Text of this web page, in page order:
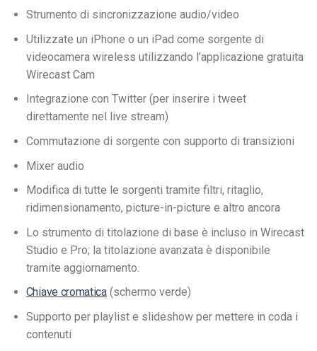
Strumento di sincronizzazione audio/video
Utilizzate un iPhone o un iPad come sorgente di
videocamera wireless utilizzando l’applicazione gratuita
Wirecast Cam
Integrazione con Twitter (per inserire i tweet
direttamente nel live stream)
Commutazione di sorgente con supporto di transizioni
Mixer audio
Modifica di tutte le sorgenti tramite filtri, ritaglio,
ridimensionamento, picture-in-picture e altro ancora
Lo strumento di titolazione di base è incluso in Wirecast
Studio e Pro; la titolazione avanzata è disponibile
tramite aggiornamento.
Chiave cromatica(schermo verde)
Supporto per playlist e slideshow per mettere in coda i
contenuti